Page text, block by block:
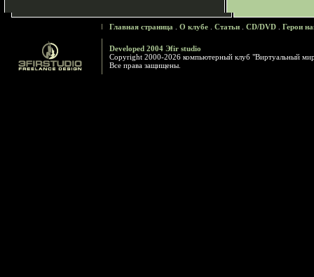
Главная страница О клубе. Статьи. CD/DVD. Герои
Developed 2004 Эfir studio
Copyright 2000-2026 компьютерный клуб "Виртуальный
Все права защищены.